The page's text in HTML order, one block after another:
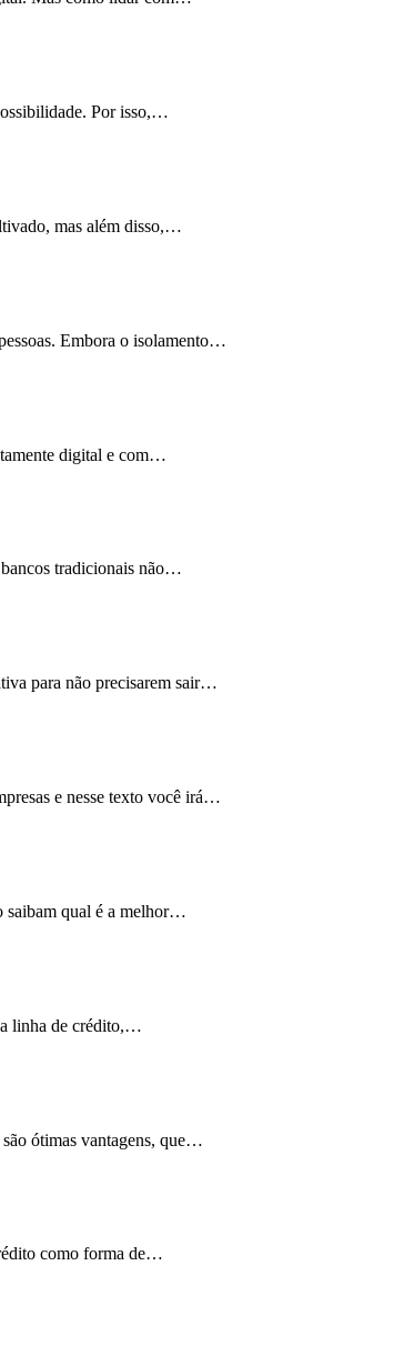
Por isso,…
mas além disso,…
Embora o isolamento…
digital e com…
bancos tradicionais não…
para não precisarem sair…
e nesse texto você irá…
saibam qual é a melhor…
linha de crédito,…
são ótimas vantagens, que…
como forma de…